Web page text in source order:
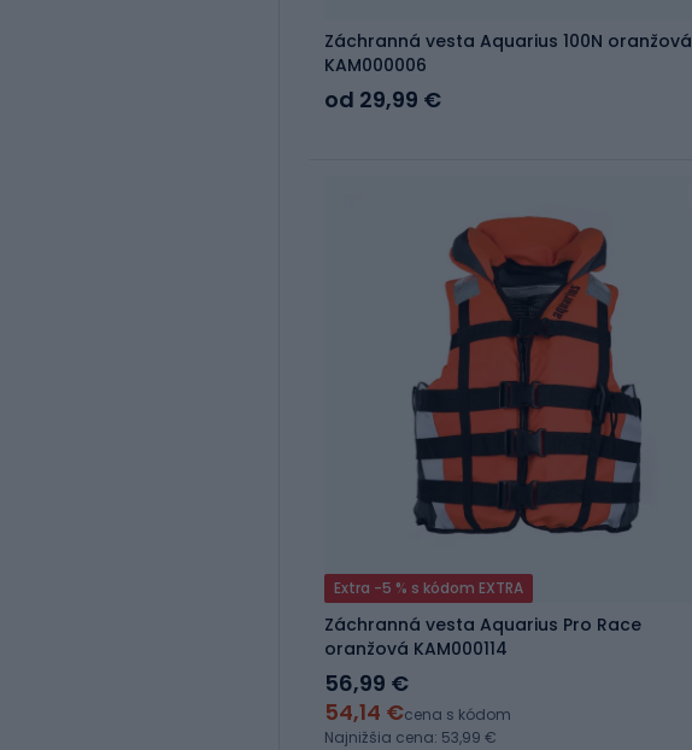
Záchranná vesta Aquarius 100N oranžová
KAM000006
od 29,99 €
Extra -5 % s kódom EXTRA
Záchranná vesta Aquarius Pro Race
oranžová KAM000114
56,99 €
54,14 €cena s kódom
Najnižšia cena: 53,99 €